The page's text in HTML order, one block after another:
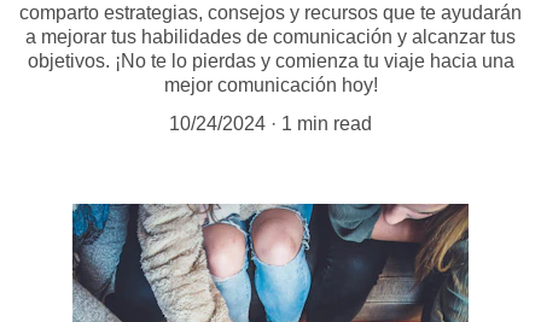
comparto estrategias, consejos y recursos que te ayudarán
a mejorar tus habilidades de comunicación y alcanzar tus
objetivos. ¡No te lo pierdas y comienza tu viaje hacia una
mejor comunicación hoy!
10/24/2024
1 min read